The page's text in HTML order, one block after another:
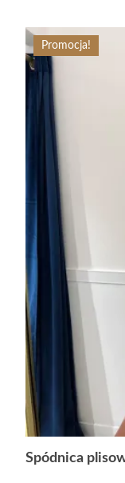
Promocja!
Spódnica